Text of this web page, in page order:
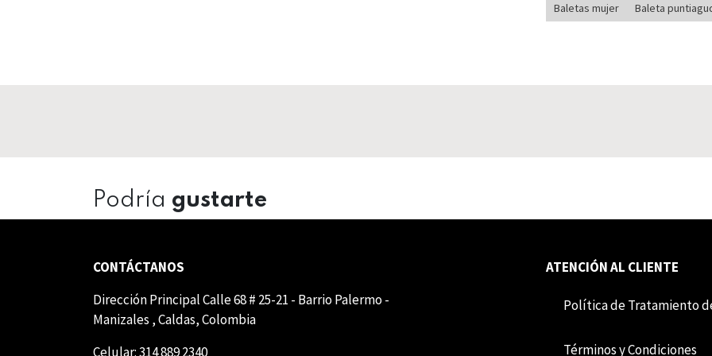
Baletas mujer Baleta
Podría gustarte
CONTÁCTANOS
Dirección Principal Calle 68 # 25-21 - Barrio Palermo -
Manizales , Caldas, Colombia
Celular: 314 889 2340
ATENCIÓN AL CLIENTE
Política de Tratamiento
Término​​s y Condiciones